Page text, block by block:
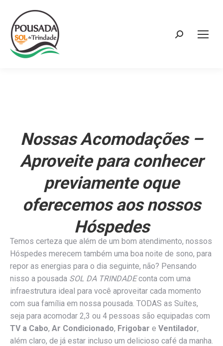
Search:
Nossas Acomodações –
Aproveite para conhecer
previamente oque
oferecemos aos nossos
Hóspedes
Temos certeza que além de um bom atendimento, nossos
Hóspedes merecem também uma boa noite de sono, para
repor as energias para o dia seguinte, não? Pensando
nisso a pousada SOL DA TRINDADEconta com uma
infraestrutura ideal para você aproveitar cada momento
com sua família em nossa pousada. TODAS as Suítes,
seja para acomodar 2,3 ou 4 pessoas são equipadas com
TV a Cabo, Ar Condicionado, Frigobar e Ventilador,
além claro, de já estar incluso um delicioso café da manha.